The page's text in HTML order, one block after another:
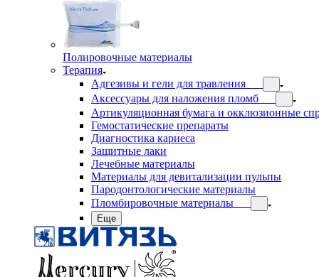
Полировочные материалы
Терапия
Адгезивы и гели для травления
Аксессуары для наложения пломб
Артикуляционная бумага и окклюзионные
Гемостатические препараты
Диагностика кариеса
Защитные лаки
Лечебные материалы
Материалы для девитализации пульпы
Пародонтологические материалы
Пломбировочные материалы
Еще